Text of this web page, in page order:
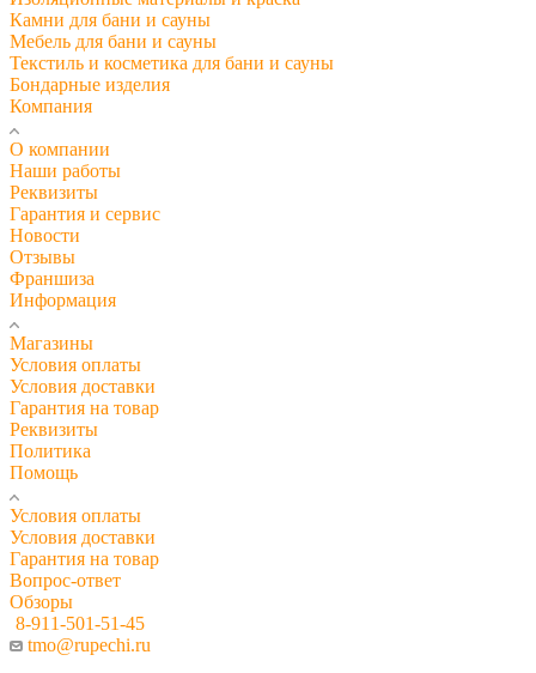
Камни для бани и сауны
Мебель для бани и сауны
Текстиль и косметика для бани и сауны
Бондарные изделия
Компания
О компании
Наши работы
Реквизиты
Гарантия и сервис
Новости
Отзывы
Франшиза
Информация
Магазины
Условия оплаты
Условия доставки
Гарантия на товар
Реквизиты
Политика
Помощь
Условия оплаты
Условия доставки
Гарантия на товар
Вопрос-ответ
Обзоры
8-911-501-51-45
tmo@rupechi.ru